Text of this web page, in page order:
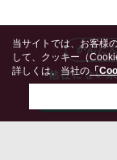
当サイトでは、お客様
して、クッキー（
詳しくは、当社の「